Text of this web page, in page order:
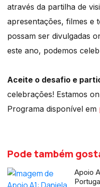
através da partilha de
apresentações, filmes e
possam ser divulgadas
este ano, podemos
Aceite o desafio e
celebrações! Estamos
Programa disponível em
Pode também
Apoio